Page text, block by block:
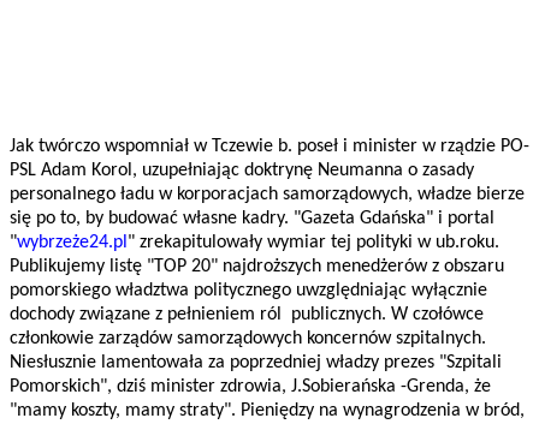
Jak twórczo wspomniał w Tczewie b. poseł i minister w rządzie PO-
PSL Adam Korol, uzupełniając doktrynę Neumanna o zasady
personalnego ładu w korporacjach samorządowych, władze bierze
się po to, by budować własne kadry. "Gazeta Gdańska" i portal
"wybrzeże24.pl" zrekapitulowały wymiar tej polityki w ub.roku.
Publikujemy listę "TOP 20" najdroższych menedżerów z obszaru
pomorskiego władztwa politycznego uwzględniając wyłącznie
dochody związane z pełnieniem ról publicznych. W czołówce
członkowie zarządów samorządowych koncernów szpitalnych.
Niesłusznie lamentowała za poprzedniej władzy prezes "Szpitali
Pomorskich", dziś minister zdrowia, J.Sobierańska -Grenda, że
"mamy koszty, mamy straty". Pieniędzy na wynagrodzenia w bród,